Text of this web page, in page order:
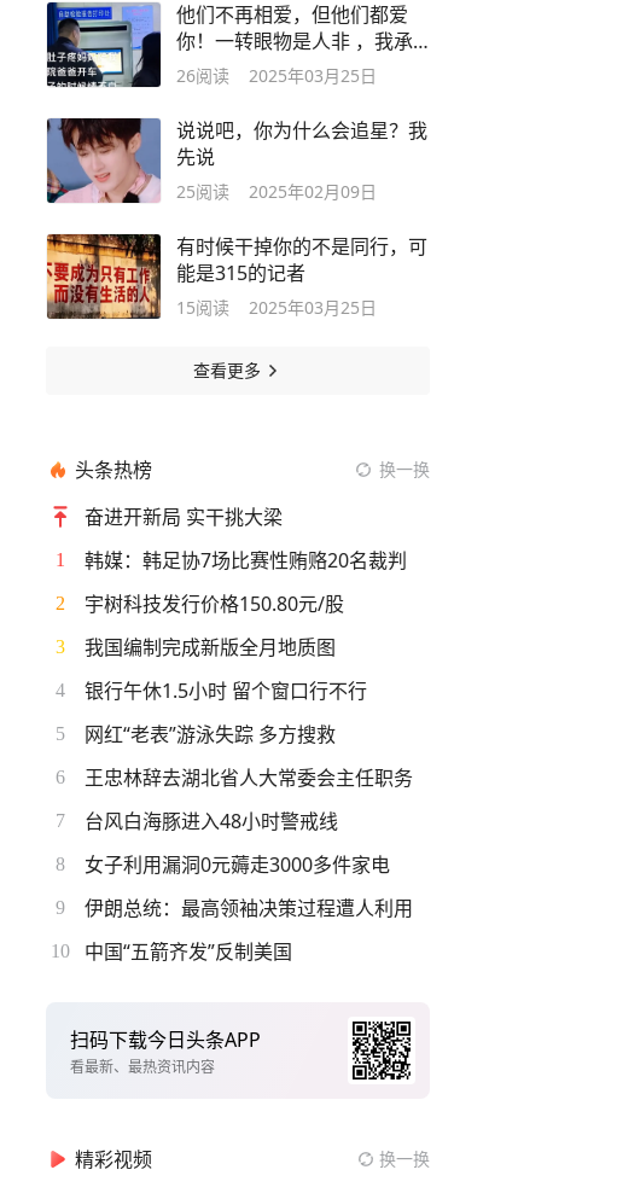
他们不再相爱，但他们都爱
你！一转眼物是人非 ，我承
认我看哭了
26阅读 2025年03月25日
说说吧，你为什么会追星？我
先说
25阅读 2025年02月09日
有时候干掉你的不是同行，可
能是315的记者
15阅读 2025年03月25日
查看更多
头条热榜 换一换
奋进开新局 实干挑大梁
1 韩媒：韩足协7场比赛性贿赂20名裁判
2 宇树科技发行价格150.80元/股
3 我国编制完成新版全月地质图
4 银行午休1.5小时 留个窗口行不行
5 网红“老表”游泳失踪 多方搜救
6 王忠林辞去湖北省人大常委会主任职务
7 台风白海豚进入48小时警戒线
8 女子利用漏洞0元薅走3000多件家电
9 伊朗总统：最高领袖决策过程遭人利用
10 中国“五箭齐发”反制美国
扫码下载今日头条APP
看最新、最热资讯内容
精彩视频 换一换